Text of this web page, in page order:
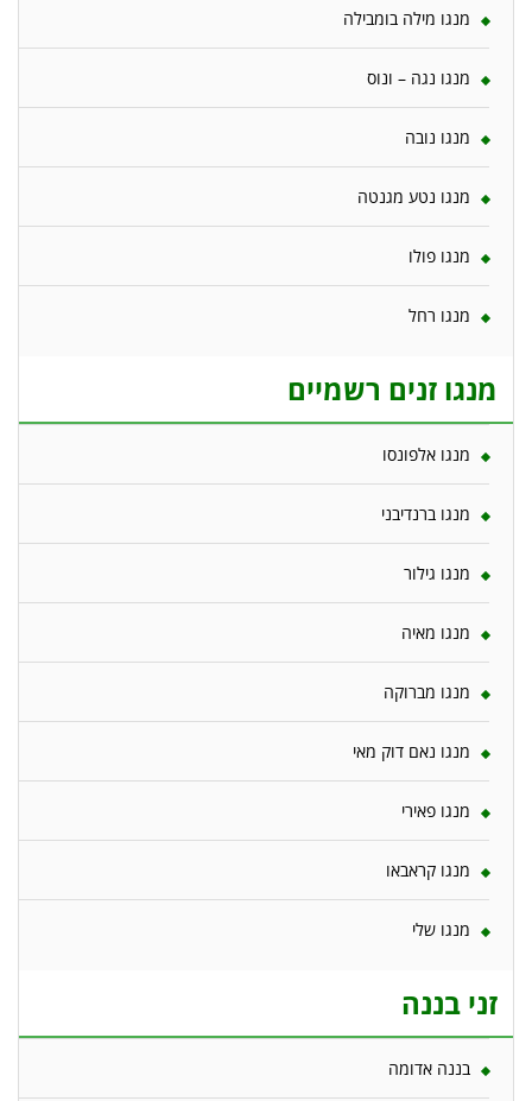
מנגו מילה בומבילה
מנגו נגה – ונוס
מנגו נובה
מנגו נטע מגנטה
מנגו פולו
מנגו רחל
מנגו זנים רשמיים
מנגו אלפונסו
מנגו ברנדיבני
מנגו גילור
מנגו מאיה
מנגו מברוקה
מנגו נאם דוק מאי
מנגו פאירי
מנגו קראבאו
מנגו שלי
זני בננה
בננה אדומה